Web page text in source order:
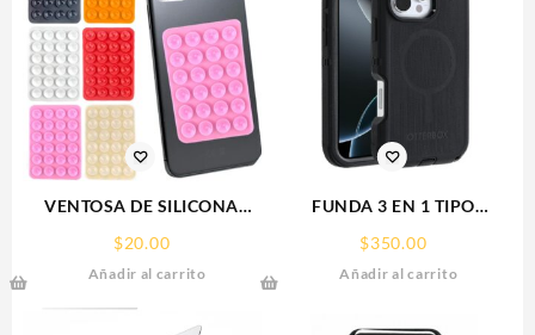
VENTOSA DE SILICONA
$20.00
Añadir al carrito
FUNDA 3 EN 1 TIPO
S26 ULTRA SAMSUNG S26
ULTRA
$350.00
Añadir al carrito